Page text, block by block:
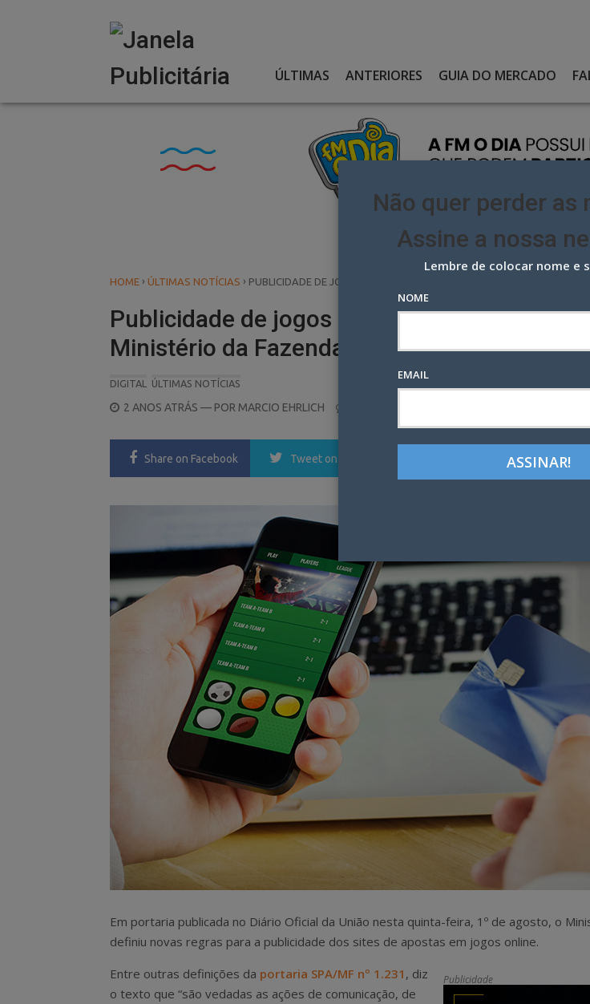
ÚLTIMAS ANTERIORES GUIA DO MERCADO
HOME › ÚLTIMAS NOTÍCIAS › PUBLICIDADE DE JOGOS ONLINE GANHA REGRAS PELO MINISTÉRIO DA
Publicidade de jogos online ganha regras
Ministério da Fazenda
DIGITAL ÚLTIMAS NOTÍCIAS
POSTED
2 ANOS ATRÁS — POR MARCIO EHRLICH
Share on Facebook Tweet on Twitter LinkedIn Pinterest
Em portaria publicada no Diário Oficial da União nesta quinta-feira, 1º de agosto, o
definiu novas regras para a publicidade dos sites de apostas em jogos online.
Publicidade
Entre outras definições da portaria SPA/MF nº 1.231 , diz
o texto que “são vedadas as ações de comunicação, de
Não quer perder as
Assine a nossa
Lembre de colocar nome e
NOME
EMAIL